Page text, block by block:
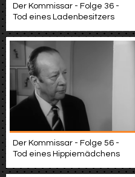
Der Kommissar - Folge 36 -
Tod eines Ladenbesitzers
Der Kommissar - Folge 56 -
Tod eines Hippiemädchens